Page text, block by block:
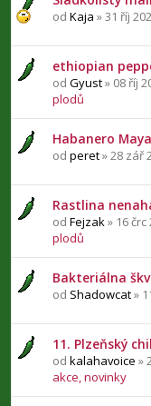
od Kaja » 31 říj
ethiopian
od Gyust» 08 říj
plodů
Habanero
od peret» 28 zář
Rastlina
od Fejzak » 16 črc
plodů
Bakteriálna
od Shadowcat»
11. Plzeňský
od kalahavoice »
akce, novinky